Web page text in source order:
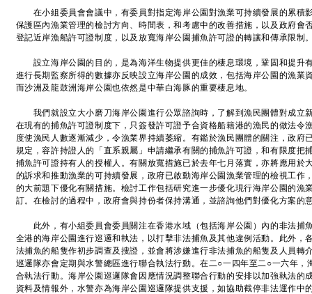
在小組委員會會議中，有委員對指定海岸公園對漁業可持續發展的累積
保護區內漁業管理的檢討方向、時間表，和考慮中的改善措施，以及政府會
登記近岸漁船許可證制度，以及放寬海岸公園捕魚許可證的轉讓和傳承限制
設立海岸公園的目的，是為海洋生物提供更佳的棲息環境，鞏固和提升
進行長期監察所得的數據亦反映設立海岸公園的成效，包括海岸公園的漁業
而沙洲及龍鼓洲海岸公園也依然是中華白海豚的重要棲息地。
我們就設立大小磨刀海岸公園進行公眾諮詢時，了解到漁民團體對成立
在現有的捕魚許可證制度下，只簽發許可證予合資格船籍港的漁民的做法令
度使漁民人數逐漸減少，令漁業界持續萎縮。有鑑於漁民團體的關注，政府
規定，容許持證人的「直系親屬」申請繼承有關的捕魚許可證，和有限度把
捕魚許可證持有人的授權人。有關放寬措施已於去年七月落實，亦將應用於
的訴求和推動漁業的可持續發展，政府已啟動海岸公園漁業管理的檢視工作
的大前題下優化有關措施。檢討工作包括研究進一步優化現行海岸公園的漁
訂。在檢討的過程中，政府會與持份者保持溝通，並諮詢他們對優化方案的
此外，有小組委員會委員關注在香港水域（包括海岸公園）內的非法捕
全港的海岸公園進行巡邏和執法，以打擊非法捕魚及其他違例活動。此外，
法捕魚的船隻作初步調查及搜證，並會將涉嫌進行非法捕魚的船隻及人員轉
巡邏隊亦會定期與水警總區進行聯合執法行動。在二○一四年至二○一六年
合執法行動。海岸公園巡邏隊會因應情況調整聯合行動的安排以加強執法的
資料及情報外，水警亦為海岸公園巡邏隊提供支援，如協助截停非法運作中